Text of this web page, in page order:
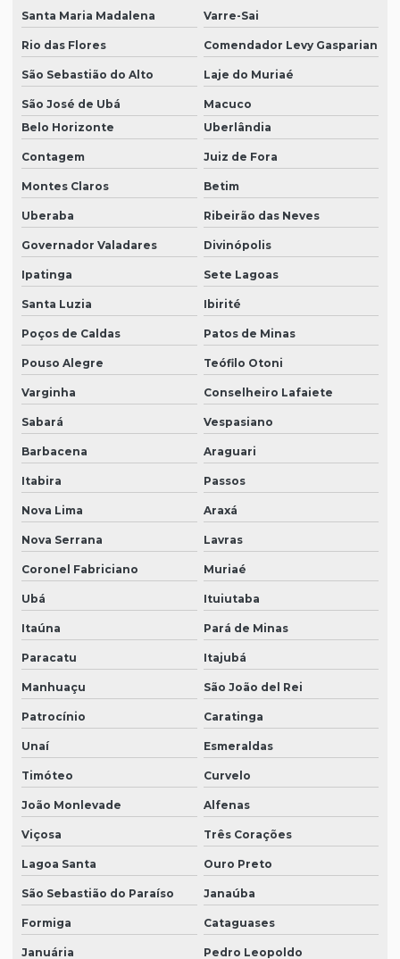
Santa Maria Madalena Varre-Sai
Rio das Flores Comendador Levy Gasparian
São Sebastião do Alto Laje do Muriaé
São José de Ubá
Macuco
Belo Horizonte
Uberlândia
Contagem Juiz de Fora
Montes Claros Betim
Uberaba Ribeirão das Neves
Governador Valadares Divinópolis
Ipatinga Sete Lagoas
Santa Luzia Ibirité
Poços de Caldas Patos de Minas
Pouso Alegre Teófilo Otoni
Varginha Conselheiro Lafaiete
Sabará Vespasiano
Barbacena Araguari
Itabira Passos
Nova Lima Araxá
Nova Serrana Lavras
Coronel Fabriciano Muriaé
Ubá Ituiutaba
Itaúna Pará de Minas
Paracatu Itajubá
Manhuaçu São João del Rei
Patrocínio Caratinga
Unaí Esmeraldas
Timóteo Curvelo
João Monlevade Alfenas
Viçosa Três Corações
Lagoa Santa Ouro Preto
São Sebastião do Paraíso Janaúba
Formiga Cataguases
Januária Pedro Leopoldo